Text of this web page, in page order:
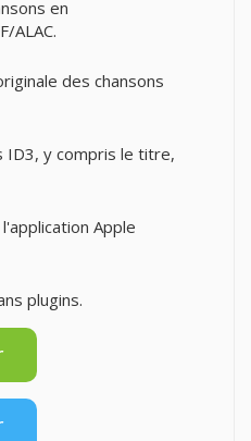
en
ALAC.
des chansons
ID3, y compris le titre,
Apple
plugins.